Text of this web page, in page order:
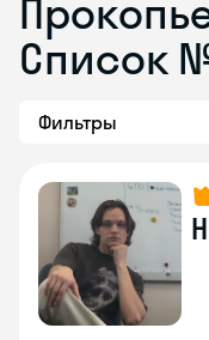
Список
Фильтры